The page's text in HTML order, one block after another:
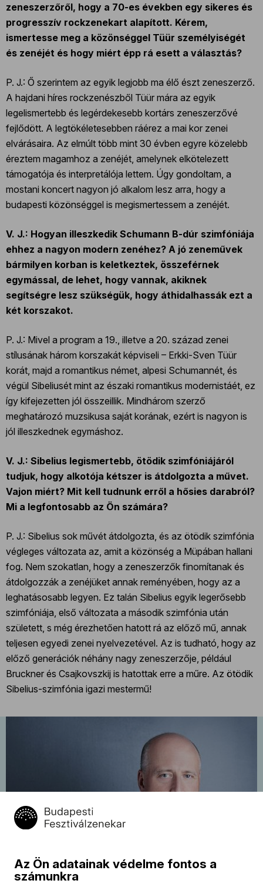
zeneszerzőről, hogy a 70-es években egy sikeres és
progresszív rockzenekart alapított. Kérem,
ismertesse meg a közönséggel Tüür személyiségét
és zenéjét és hogy miért épp rá esett a választás?
P. J.: Ő szerintem az egyik legjobb ma élő észt zeneszerző.
A hajdani híres rockzenészből Tüür mára az egyik
legelismertebb és legérdekesebb kortárs zeneszerzővé
fejlődött. A legtökéletesebben ráérez a mai kor zenei
elvárásaira. Az elmúlt több mint 30 évben egyre közelebb
éreztem magamhoz a zenéjét, amelynek elkötelezett
támogatója és interpretálója lettem. Úgy gondoltam, a
mostani koncert nagyon jó alkalom lesz arra, hogy a
budapesti közönséggel is megismertessem a zenéjét.
V. J.: Hogyan illeszkedik Schumann B-dúr szimfóniája
ehhez a nagyon modern zenéhez? A jó zeneművek
bármilyen korban is keletkeztek, összeférnek
egymással, de lehet, hogy vannak, akiknek
segítségre lesz szükségük, hogy áthidalhassák ezt a
két korszakot.
P. J.: Mivel a program a 19., illetve a 20. század zenei
stílusának három korszakát képviseli – Erkki-Sven Tüür
korát, majd a romantikus német, alpesi Schumannét, és
végül Sibeliusét mint az északi romantikus modernistáét, ez
így kifejezetten jól összeillik. Mindhárom szerző
meghatározó muzsikusa saját korának, ezért is nagyon is
jól illeszkednek egymáshoz.
V. J.: Sibelius legismertebb, ötödik szimfóniájáról
tudjuk, hogy alkotója kétszer is átdolgozta a művet.
Vajon miért? Mit kell tudnunk erről a hősies darabról?
Mi a legfontosabb az Ön számára?
P. J.: Sibelius sok művét átdolgozta, és az ötödik szimfónia
végleges változata az, amit a közönség a Müpában hallani
fog. Nem szokatlan, hogy a zeneszerzők finomítanak és
átdolgozzák a zenéjüket annak reményében, hogy az a
leghatásosabb legyen. Ez talán Sibelius egyik legerősebb
szimfóniája, első változata a második szimfónia után
született, s még érezhetően hatott rá az előző mű, annak
teljesen egyedi zenei nyelvezetével. Az is tudható, hogy az
előző generációk néhány nagy zeneszerzője, például
Bruckner és Csajkovszkij is hatottak erre a műre. Az ötödik
Sibelius-szimfónia igazi mestermű!
2024.
26
19:45
Järvi
Müpa, Bartók Béla Nemzeti Hangversenyterem,
Az Ön adatainak védelme fontos a
számunkra